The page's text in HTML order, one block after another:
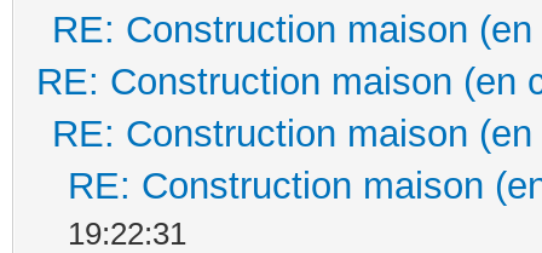
RE: Construction maison
RE: Construction maison (en
RE: Construction maison
RE: Construction maison
19:22:31